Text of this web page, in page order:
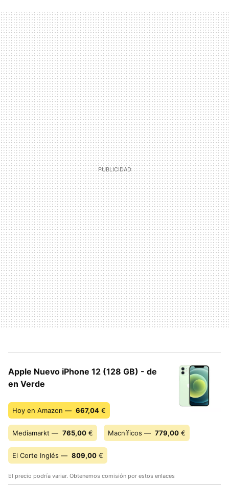
Apple Nuevo iPhone 12 (128 GB) - de
en Verde
Hoy en Amazon — 667,04 €
Mediamarkt — 765,00 € Macníficos — 779,00 €
El Corte Inglés — 809,00 €
El precio podría variar. Obtenemos comisión por estos enlaces